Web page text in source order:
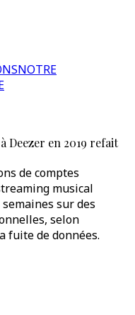
NOTRE
Deezer en 2019 refait
de comptes
musical
sur des
selon
fuite de données.